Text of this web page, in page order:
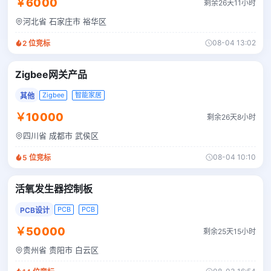
￥6000 剩余26天11小时
河北省 石家庄市 裕华区
2 位竞标 08-04 13:02
Zigbee网关产品
其他 Zigbee 智能家居
￥10000 剩余26天8小时
四川省 成都市 武侯区
5 位竞标 08-04 10:10
活氧发生器控制板
PCB设计 PCB PCB
￥50000 剩余25天15小时
贵州省 贵阳市 白云区